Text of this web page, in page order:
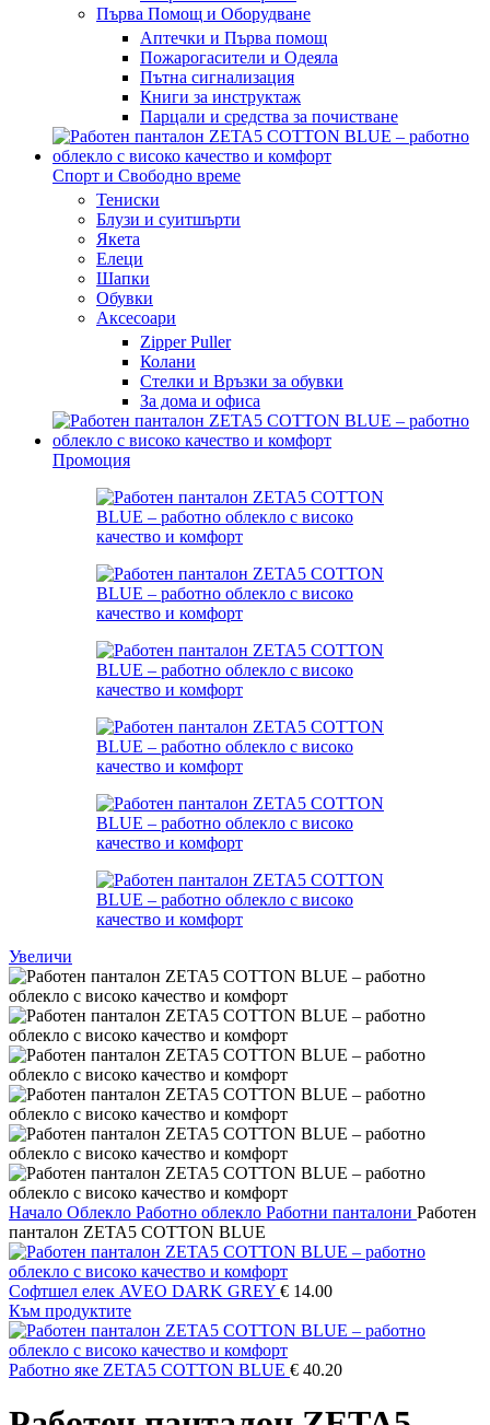
Първа Помощ и Оборудване
Аптечки и Първа помощ
Пожарогасители и Одеяла
Пътна сигнализация
Книги за инструктаж
Парцали и средства за почистване
Спорт и Свободно време
Тениски
Блузи и суитшърти
Якета
Елеци
Шапки
Обувки
Аксесоари
Zipper Puller
Колани
Стелки и Връзки за обувки
За дома и офиса
Промоция
Увеличи
Начало Облекло Работно облекло Работни панталони Работен
панталон ZETA5 COTTON BLUE
Софтшел елек AVEO DARK GREY € 14.00
Към продуктите
Работно яке ZETA5 COTTON BLUE € 40.20